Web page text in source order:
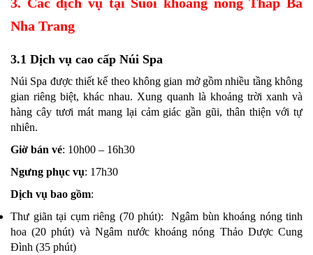
Nha Trang
3.1 Dịch vụ cao cấp Núi Spa
Núi Spa được thiết kế theo không gian mở gồm nhiều tầng không
gian riêng biệt, khác nhau. Xung quanh là khoảng trời xanh và
hàng cây tươi mát mang lại cảm giác gần gũi, thân thiện với tự
nhiên.
Giờ bán vé: 10h00 – 16h30
Ngưng phục vụ: 17h30
Dịch vụ bao gồm:
Thư giãn tại cụm riêng (70 phút): Ngâm bùn khoáng nóng tinh
hoa (20 phút) và Ngâm nước khoáng nóng Thảo Dược Cung
Đình (35 phút)